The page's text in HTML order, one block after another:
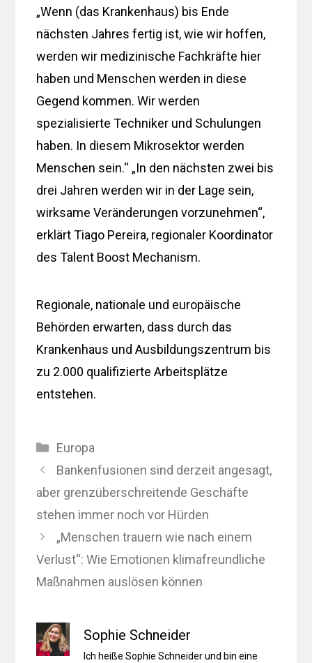
„Wenn (das Krankenhaus) bis Ende
nächsten Jahres fertig ist, wie wir hoffen,
werden wir medizinische Fachkräfte hier
haben und Menschen werden in diese
Gegend kommen. Wir werden
spezialisierte Techniker und Schulungen
haben. In diesem Mikrosektor werden
Menschen sein.“ „In den nächsten zwei bis
drei Jahren werden wir in der Lage sein,
wirksame Veränderungen vorzunehmen“,
erklärt Tiago Pereira, regionaler Koordinator
des Talent Boost Mechanism.
Regionale, nationale und europäische
Behörden erwarten, dass durch das
Krankenhaus und Ausbildungszentrum bis
zu 2.000 qualifizierte Arbeitsplätze
entstehen.
Kategorien
Europa
Bankenfusionen sind derzeit angesagt,
aber grenzüberschreitende Geschäfte
stehen immer noch vor Hürden
„Menschen trauern wie nach einem
Verlust“: Wie Emotionen klimafreundliche
Maßnahmen auslösen können
Sophie Schneider
Ich heiße Sophie Schneider und bin eine